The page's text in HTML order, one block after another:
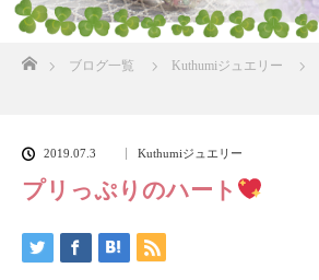
ブログ一覧 Kuthumiジュエリー
2019.07.3 Kuthumiジュエリー
プリっぷりのハート